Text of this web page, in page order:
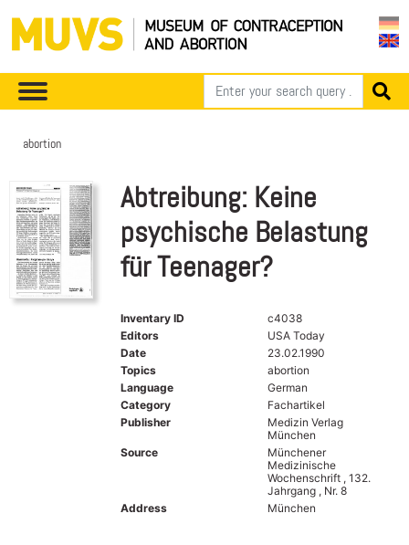
abortion
Abtreibung: Keine
psychische Belastung
für Teenager?
Inventary ID
c4038
Editors
USA Today
Date
23.02.1990
Topics
abortion
Language
German
Category
Fachartikel
Publisher
Medizin Verlag
München
Source
Münchener
Medizinische
Wochenschrift , 132.
Jahrgang , Nr. 8
Address
München